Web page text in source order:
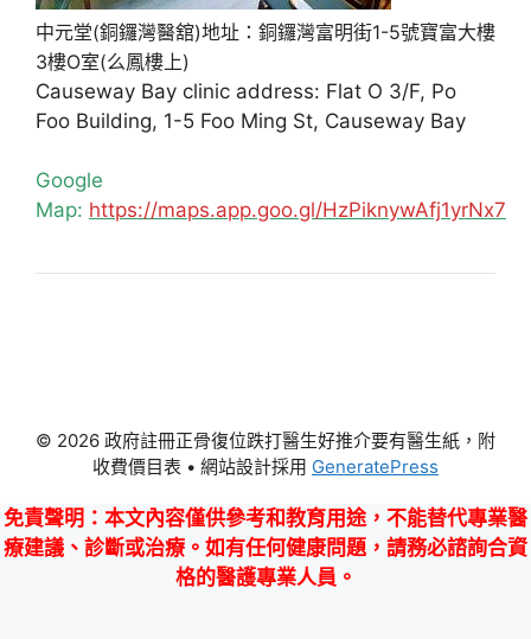
中元堂(銅鑼灣醫舘)地址：銅鑼灣富明街1-5號寶富大樓
3樓O室(么鳳樓上)
Causeway Bay clinic address: Flat O 3/F, Po
Foo Building, 1-5 Foo Ming St, Causeway Bay
Google
Map: https://maps.app.goo.gl/HzPiknywAfj1yrNx7
© 2026 政府註冊正骨復位跌打醫生好推介要有醫生紙，附
收費價目表 • 網站設計採用 GeneratePress
免責聲明 ：本文內容僅供參考和教育用途，不能替代專業醫
療建議、診斷或治療。如有任何健康問題，請務必諮詢合資
格的醫護專業人員。